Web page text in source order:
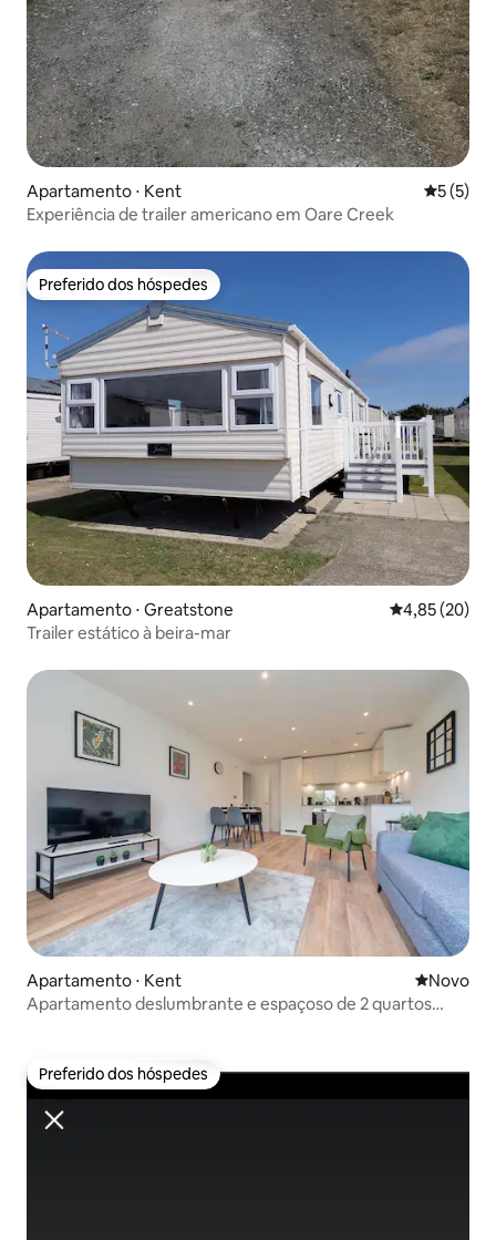
Apartamento ⋅ Kent 5 de
5 (5)
Experiência de trailer americano em Oare Creek
Preferido dos hóspedes
Preferido dos hóspedes
Apartamento ⋅ Greatstone 4,85 de uma
4,85 (20)
Trailer estático à beira-mar
Apartamento ⋅ Kent Novo
Novo
Apartamento deslumbrante e espaçoso de 2 quartos
Preferido dos hóspedes
Preferido dos hóspedes